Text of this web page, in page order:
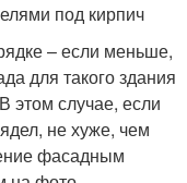
под кирпич
– если меньше,
для такого здания
этом случае, если
не хуже, чем
фасадным